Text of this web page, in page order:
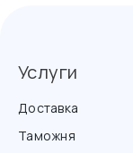
Услуги
Доставка
Таможня